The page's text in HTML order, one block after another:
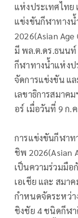
แห่งประเทศไทย
แข่งขันกีฬาทาง
2026(Asian Age
มี พล.ต.ดร.ธนน
กีฬาทางน้ำแห่งป
จัดการแข่งขัน แ
เลขาธิการสมาค
อร์ เมื่อวันที่ 9 ก.
การแข่งขันกีฬาท
ชิพ 2026(Asian
เป็นความร่วมมื
เอเชีย และ สมา
กำหนดจัดระหว่า
ชิงชัย 4 ชนิดกีฬา